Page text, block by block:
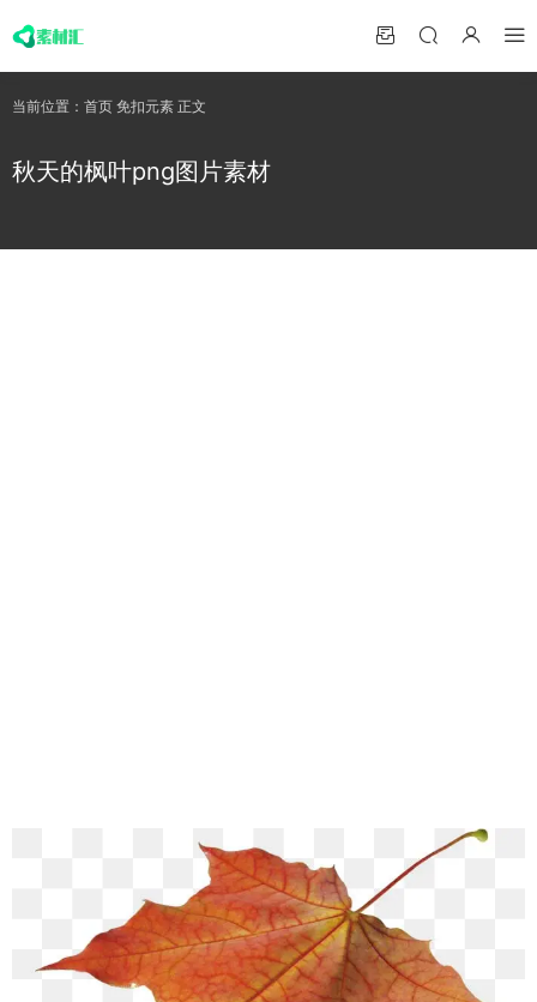
当前位置： 首页 免扣元素 正文
秋天的枫叶png图片素材